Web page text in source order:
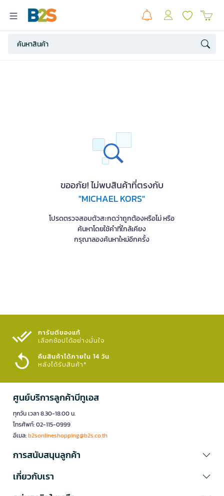
ขออภัย! ไม่พบสินค้าที่ตรงกับ
"MICHAEL KORS"
โปรดตรวจสอบตัวสะกดว่าถูกต้องหรือไม่ หรือ
ค้นหาโดยใช้คำที่ใกล้เคียง
กรุณาลองค้นหาใหม่อีกครั้ง
การันตีของแท้
เลือกช้อปได้อย่างมั่นใจ​
คืนสินค้าได้ภายใน 14 วัน
หลังได้รับสินค้า*
ศูนย์บริการลูกค้าบีทูเอส
ทุกวัน เวลา 8.30-18.00 น.
โทรศัพท์: 02-115-0999
อีเมล:b2sonlineshopping@b2s.co.th
การสนับสนุนลูกค้า
เกี่ยวกับเรา